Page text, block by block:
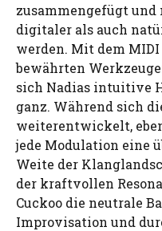
zusammengefügt
digitaler als auch
werden. Mit dem
bewährten
sich Nadias intuitive
ganz. Während sich
weiterentwickelt,
jede Modulation eine
Weite der
der kraftvollen
Cuckoo die neutrale
Improvisation und